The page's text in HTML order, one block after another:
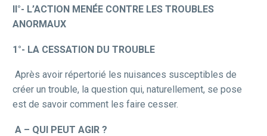
II°- L’ACTION MENÉE CONTRE LES TROUBLES
ANORMAUX
1°- LA CESSATION DU TROUBLE
Après avoir répertorié les nuisances susceptibles de
créer un trouble, la question qui, naturellement, se pose
est de savoir comment les faire cesser.
A – QUI PEUT AGIR ?